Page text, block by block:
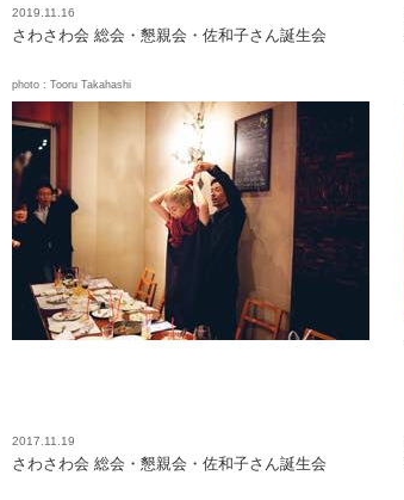
2019.11.16
さわさわ会 総会・懇親会・佐和子さん誕生会
photo : Tooru Takahashi
2017.11.19
さわさわ会 総会・懇親会・佐和子さん誕生会